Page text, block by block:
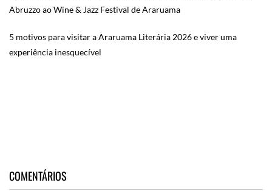
Abruzzo ao Wine & Jazz Festival de Araruama
5 motivos para visitar a Araruama Literária 2026 e viver uma
experiência inesquecível
COMENTÁRIOS